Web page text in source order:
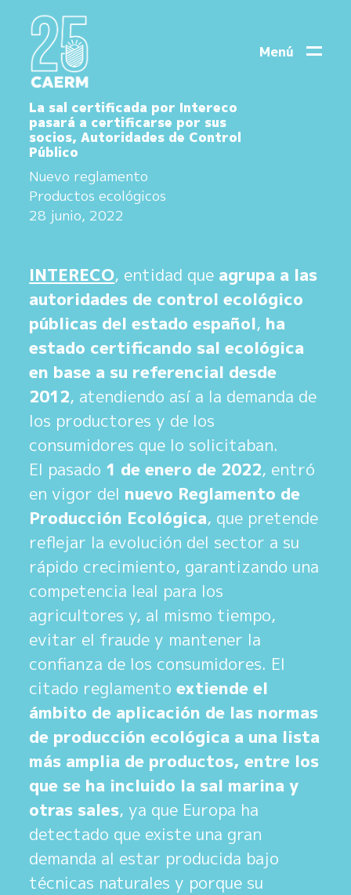
Menú
La sal certificada por Intereco
pasará a certificarse por sus
socios, Autoridades de Control
Público
Nuevo reglamento
Productos ecológicos
28 junio, 2022
INTERECO, entidad que agrupa a las
autoridades de control ecológico
públicas del estado español, ha
estado certificando sal ecológica
en base a su referencial desde
2012, atendiendo así a la demanda de
los productores y de los
consumidores que lo solicitaban.
El pasado 1 de enero de 2022, entró
en vigor del nuevo Reglamento de
Producción Ecológica, que pretende
reflejar la evolución del sector a su
rápido crecimiento, garantizando una
competencia leal para los
agricultores y, al mismo tiempo,
evitar el fraude y mantener la
confianza de los consumidores. El
citado reglamentoextiende el
ámbito de aplicación de las normas
de producción ecológica a una lista
más amplia de productos, entre los
que se ha incluido la sal marina y
otras sales, ya que Europa ha
detectado que existe una gran
demanda al estar producida bajo
técnicas naturales y porque su